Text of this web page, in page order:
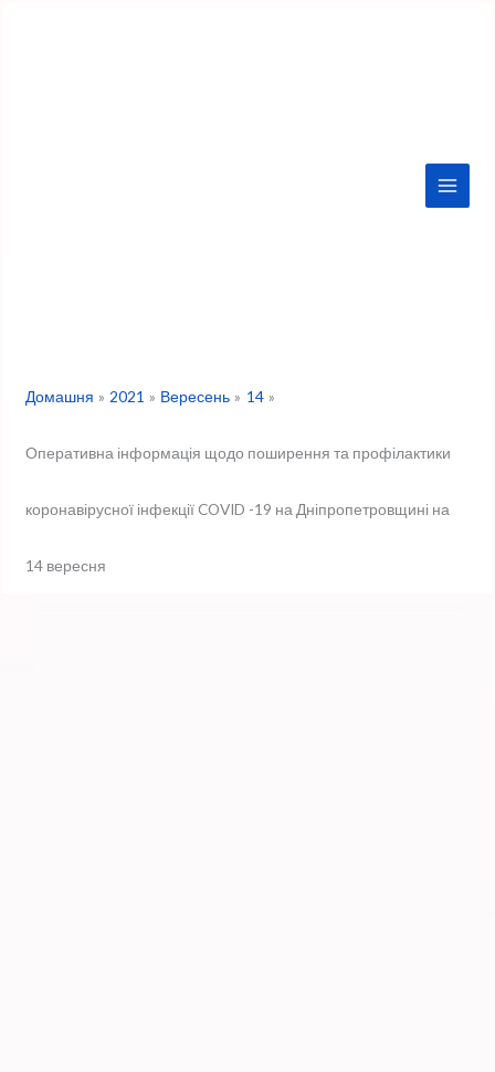
Домашня 2021 Вересень 14
Оперативна інформація щодо поширення та профілактики
коронавірусної інфекції COVID -19 на Дніпропетровщині на
14 вересня